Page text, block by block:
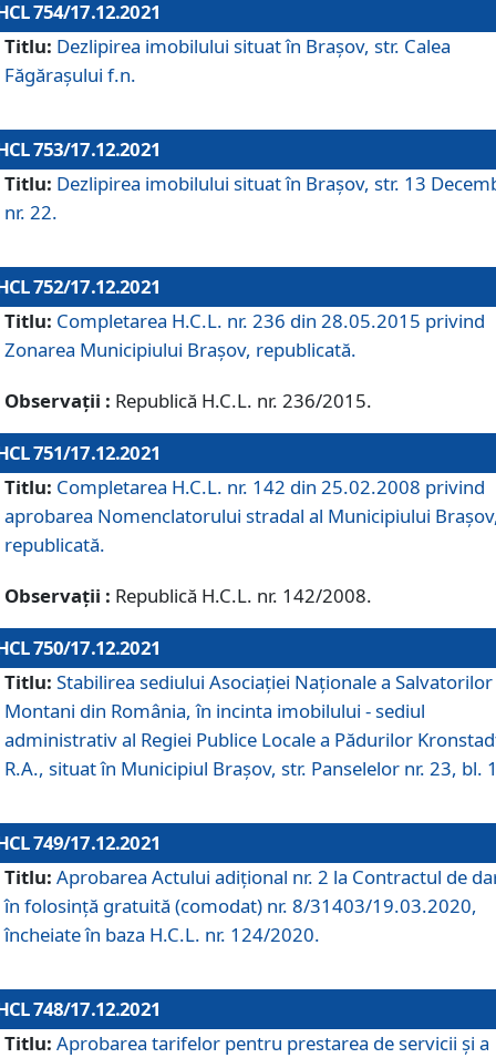
754/17.12.2021
Titlu: Dezlipirea imobilului situat în Brașov, str. Calea
Făgărașului f.n.
753/17.12.2021
Titlu: Dezlipirea imobilului situat în Brașov, str. 13
nr. 22.
752/17.12.2021
Titlu: Completarea H.C.L. nr. 236 din 28.05.2015 privind
Zonarea Municipiului Braşov, republicată.
Observații : Republică H.C.L. nr. 236/2015.
751/17.12.2021
Titlu: Completarea H.C.L. nr. 142 din 25.02.2008 privind
aprobarea Nomenclatorului stradal al Municipiului
republicată.
Observații : Republică H.C.L. nr. 142/2008.
750/17.12.2021
Titlu: Stabilirea sediului Asociației Naționale a Salvatorilor
Montani din România, în incinta imobilului - sediul
administrativ al Regiei Publice Locale a Pădurilor
R.A., situat în Municipiul Braşov, str. Panselelor nr. 23, bl.
749/17.12.2021
Titlu: Aprobarea Actului adițional nr. 2 la Contractul de
în folosință gratuită (comodat) nr. 8/31403/19.03.2020,
încheiate în baza H.C.L. nr. 124/2020.
748/17.12.2021
Titlu: Aprobarea tarifelor pentru prestarea de servicii şi a